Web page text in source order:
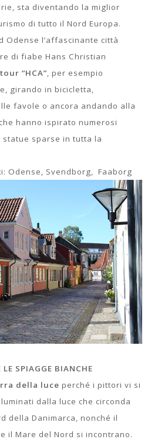
sta diventando la miglior
di tutto il Nord Europa.
Odense l’affascinante città
di fiabe Hans Christian
“HCA”, per esempio
girando in bicicletta,
favole o ancora andando alla
hanno ispirato numerosi
sparse in tutta la
Odense, Svendborg, Faaborg
SPIAGGE BIANCHE
della luce perché i pittori vi si
dalla luce che circonda
della Danimarca, nonché il
il Mare del Nord si incontrano.